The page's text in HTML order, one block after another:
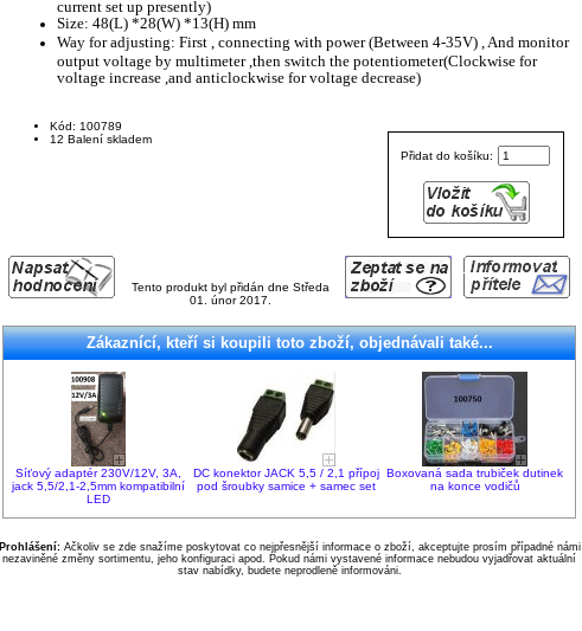
current set up presently)
Size: 48(L) *28(W) *13(H) mm
Way for adjusting: First , connecting with power (Between 4-35V) , And monitor
output voltage by multimeter ,then switch the potentiometer(Clockwise for
voltage increase ,and anticlockwise for voltage decrease)
Přidat do košíku:
Kód: 100789
12 Balení skladem
Tento produkt byl přidán dne Středa
01. únor 2017.
Zákaznící, kteří si koupili toto zboží, objednávali také...
Síťový adaptér 230V/12V, 3A,
jack 5,5/2,1-2,5mm kompatibilní
LED
DC konektor JACK 5,5 / 2,1 přípoj
pod šroubky samice + samec set
Boxovaná sada trubiček dutinek
na konce vodičů
Prohlášení:Ačkoliv se zde snažíme poskytovat co nejpřesnější informace o zboží, akceptujte prosím případné námi
nezaviněné změny sortimentu, jeho konfiguraci apod. Pokud námi vystavené informace nebudou vyjadřovat aktuální
stav nabídky, budete neprodleně informováni.